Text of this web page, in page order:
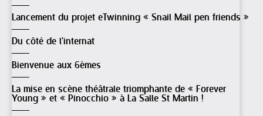
Lancement du projet eTwinning « Snail Mail pen friends »
Du côté de l'internat
Bienvenue aux 6èmes
La mise en scène théâtrale triomphante de « Forever
Young » et « Pinocchio » à La Salle St Martin !